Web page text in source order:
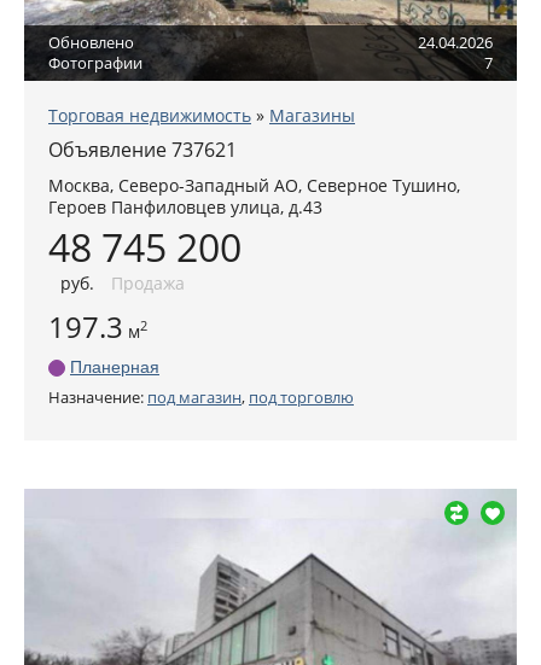
Обновлено
24.04.2026
Фотографии
7
Торговая недвижимость » Магазины
Объявление 737621
Москва, Северо-Западный АО, Северное Тушино,
Героев Панфиловцев улица, д.43
48 745 200
руб. Продажа
197.3 м2
Планерная
Назначение: под магазин, под торговлю